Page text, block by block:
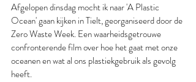
Afgelopen dinsdag mocht ik naar 'A Plastic
Ocean' gaan kijken in Tielt, georganiseerd door de
Zero Waste Week. Een waarheidsgetrouwe
confronterende film over hoe het gaat met onze
oceanen en wat al ons plastiekgebruik als gevolg
heeft.